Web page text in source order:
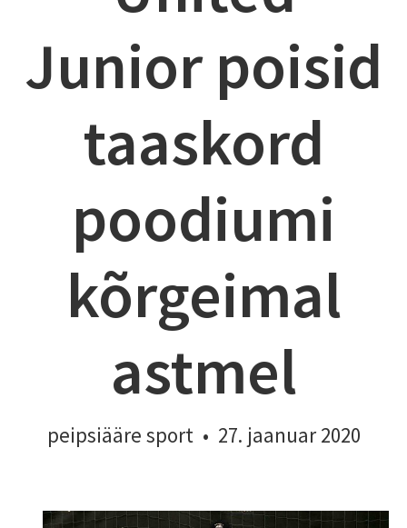
Junior poisid
taaskord
poodiumi
kõrgeimal
astmel
peipsiääre sport • 27. jaanuar 2020